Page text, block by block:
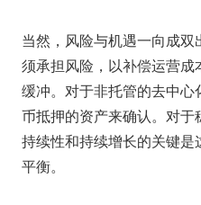
当然，风险与机遇一向成
须承担风险，以补偿运营
缓冲。对于非托管的去中
币抵押的资产来确认。对
持续性和持续增长的关键
平衡。